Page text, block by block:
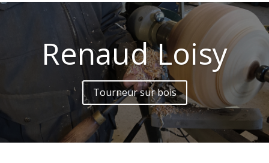
Renaud Loisy
Tourneur sur bois